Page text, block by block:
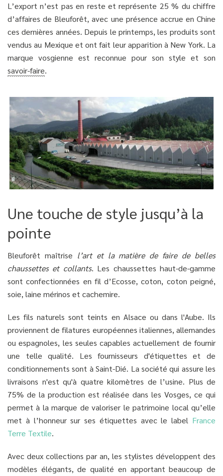
L’export n’est pas en reste et représente 25 % du chiffre
d’affaires de Bleuforêt, avec une présence accrue en Chine
ces dernières années. Depuis le printemps, les produits sont
vendus au Mexique et ont fait leur apparition à New York. La
marque vosgienne est reconnue pour son style et son
savoir-faire.
Une touche de style jusqu’à la
pointe
Bleuforêt maîtrise l’art et la matière de faire de belles
chaussettes et collants. Les chaussettes haut-de-gamme
sont confectionnées en fil d’Ecosse, coton, coton peigné,
soie, laine mérinos et cachemire.
Les fils naturels sont teints en Alsace ou dans l'Aube. Ils
proviennent de filatures européennes italiennes, allemandes
ou espagnoles, les seules capables actuellement de fournir
une telle qualité. Les fournisseurs d'étiquettes et de
conditionnements sont à Saint-Dié. La société qui assure les
livraisons n'est qu'à quatre kilomètres de l’usine. Plus de
75% de la production est réalisée dans les Vosges, ce qui
permet à la marque de valoriser le patrimoine local qu’elle
met à l’honneur sur ses étiquettes avec le label France
Terre Textile.
Avec deux collections par an, les stylistes développent des
modèles élégants, de qualité en apportant beaucoup de